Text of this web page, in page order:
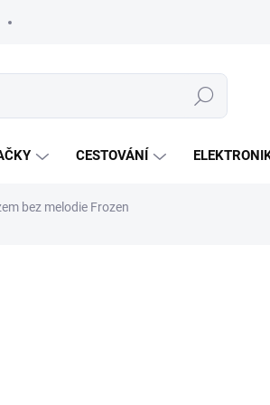
Hledat
CESTOVÁNÍ
bez melodie Frozen